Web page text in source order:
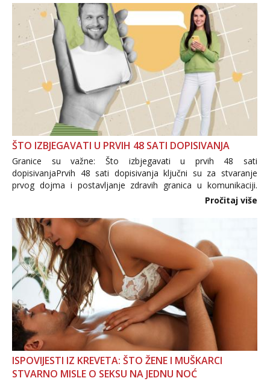
ŠTO IZBJEGAVATI U PRVIH 48 SATI DOPISIVANJA
Granice su važne: Što izbjegavati u prvih 48 sati
dopisivanjaPrvih 48 sati dopisivanja ključni su za stvaranje
prvog dojma i postavljanje zdravih granica u komunikaciji.
Važno je izbjeći prebrzo otkrivanje osobnih ili intimnih
informacija, jer nepoznata osoba još nije zaslužila to
povjerenje. Takođe...
Pročitaj više
ISPOVIJESTI IZ KREVETA: ŠTO ŽENE I MUŠKARCI
STVARNO MISLE O SEKSU NA JEDNU NOĆ